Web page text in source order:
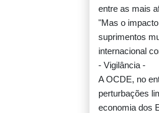
EUA saúdam
para iniciar
França
em turista
entre as mais
"Mas o
suprimentos
internacional
- Vigilância -
A OCDE, no
perturbações
economia dos